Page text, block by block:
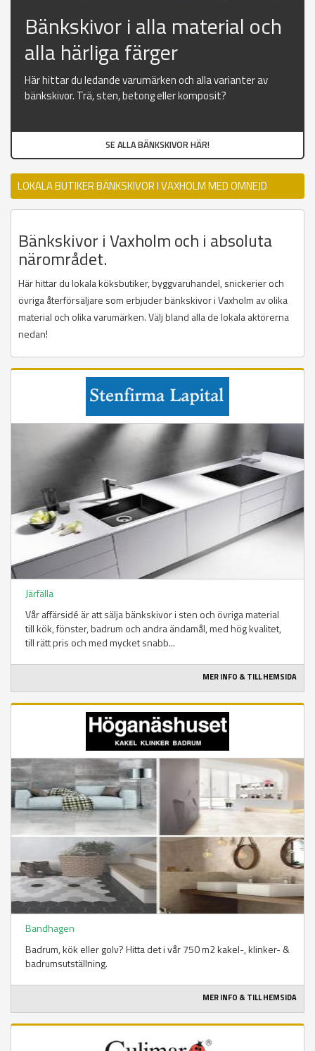
Bänkskivor i alla material och
alla härliga färger
Här hittar du ledande varumärken och alla varianter av
bänkskivor. Trä, sten, betong eller komposit?
SE ALLA BÄNKSKIVOR HÄR!
LOKALA BUTIKER BÄNKSKIVOR I VAXHOLM MED OMNEJD
Bänkskivor i Vaxholm och i absoluta
närområdet.
Här hittar du lokala köksbutiker, byggvaruhandel, snickerier och
övriga återförsäljare som erbjuder bänkskivor i Vaxholm av olika
material och olika varumärken. Välj bland alla de lokala aktörerna
nedan!
Järfälla
Vår affärsidé är att sälja bänkskivor i sten och övriga material
till kök, fönster, badrum och andra ändamål, med hög kvalitet,
till rätt pris och med mycket snabb...
MER INFO & TILL HEMSIDA
Bandhagen
Badrum, kök eller golv? Hitta det i vår 750 m2 kakel-, klinker- &
badrumsutställning.
MER INFO & TILL HEMSIDA